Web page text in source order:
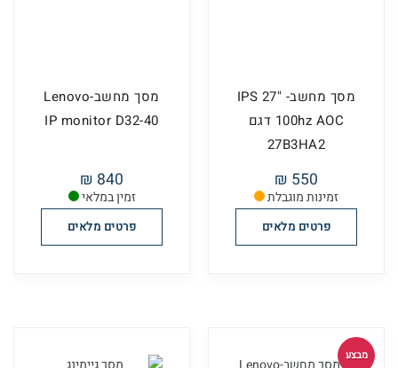
זמינות מוגבלת
מסך מחשב- "27 IPS
100hz AOC דגם
27B3HA2
550 ₪
פרטים מלאים
זמין במלאי
מסך מחשב-Lenovo
IP monitor D32-40
840 ₪
פרטים מלאים
מבצע